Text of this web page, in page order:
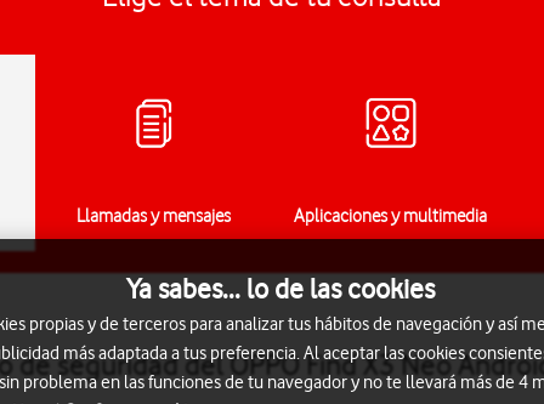
Llamadas y mensajes Aplicaciones y multimedia
seguridad del OPPO Find X3 Neo
Ya sabes... lo de las cookies
propias y de terceros para analizar tus hábitos de navegación y así
más adaptada a tus preferencia. Al aceptar las cookies
problema en las funciones de tu navegador y no te llevará más de 4